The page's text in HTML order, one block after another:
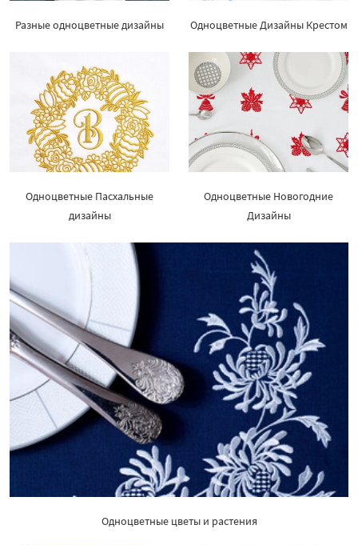
Разные одноцветные дизайны Одноцветные Дизайны Крестом
Одноцветные Пасхальные
дизайны
Одноцветные Новогодние
Дизайны
Одноцветные цветы и растения